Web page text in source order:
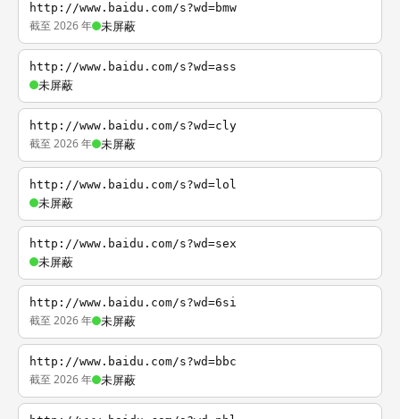
http://www.baidu.com/s?wd=bmw
截至 2026 年 未屏蔽
http://www.baidu.com/s?wd=ass
未屏蔽
http://www.baidu.com/s?wd=cly
截至 2026 年 未屏蔽
http://www.baidu.com/s?wd=lol
未屏蔽
http://www.baidu.com/s?wd=sex
未屏蔽
http://www.baidu.com/s?wd=6si
截至 2026 年 未屏蔽
http://www.baidu.com/s?wd=bbc
截至 2026 年 未屏蔽